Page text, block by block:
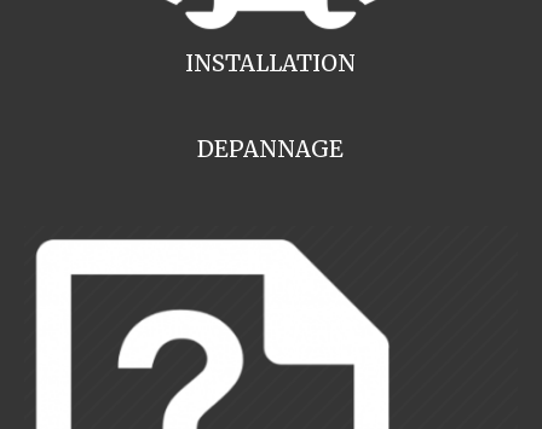
INSTALLATION
DEPANNAGE